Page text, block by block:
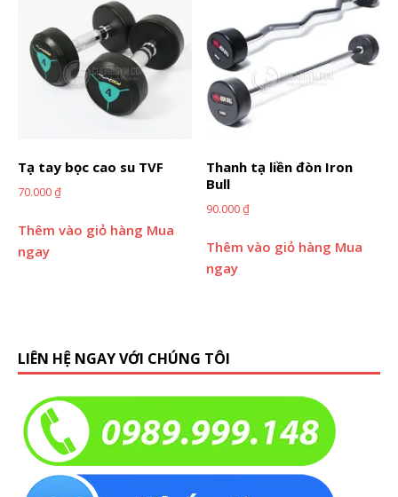
Tạ tay bọc cao su TVF
70.000₫
Thêm vào giỏ hàng Mua
ngay
Thanh tạ liền đòn Iron
Bull
90.000₫
Thêm vào giỏ hàng Mua
ngay
LIÊN HỆ NGAY VỚI CHÚNG TÔI